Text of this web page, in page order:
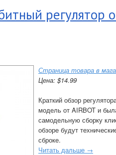
регулятор
Страница товара в
Цена: $14.99
Краткий обзор
модель от AIRBOT и
самодельную сборку
обзоре будут
сброке.
Читать дальше →